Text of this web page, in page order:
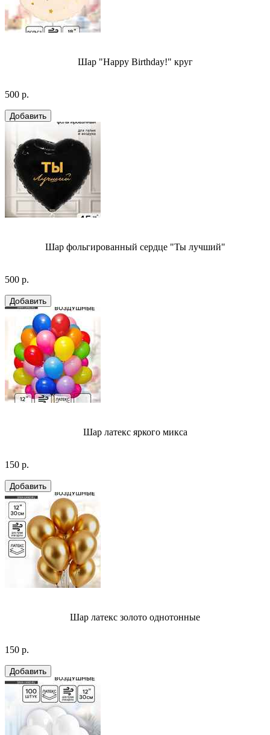
Шар "Happy Birthday!" круг
500 р.
Шар фольгированный сердце "Ты лучший"
500 р.
Шар латекс яркого микса
150 р.
Шар латекс золото однотонные
150 р.